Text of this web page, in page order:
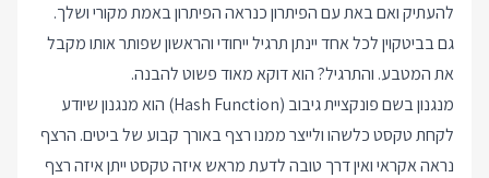
להעתיק ואם באת עם הפיתרון כנראה הפיתרון באמת מקורי ושלך.
גם בביטקוין לכל אחד יינתן תרגיל ייחודי והראשון שפותר אותו מקבל
את המטבע. והתרגיל? הוא דוקא מאוד פשוט להבנה.
מנגנון בשם פונקציית גיבוב (Hash Function) הוא מנגנון שיודע
לקחת טקסט כלשהו ולייצר ממנו רצף באורך קבוע של ביטים. הרצף
נראה אקראי ואין דרך טובה לדעת מראש איזה טקסט ייתן איזה רצף